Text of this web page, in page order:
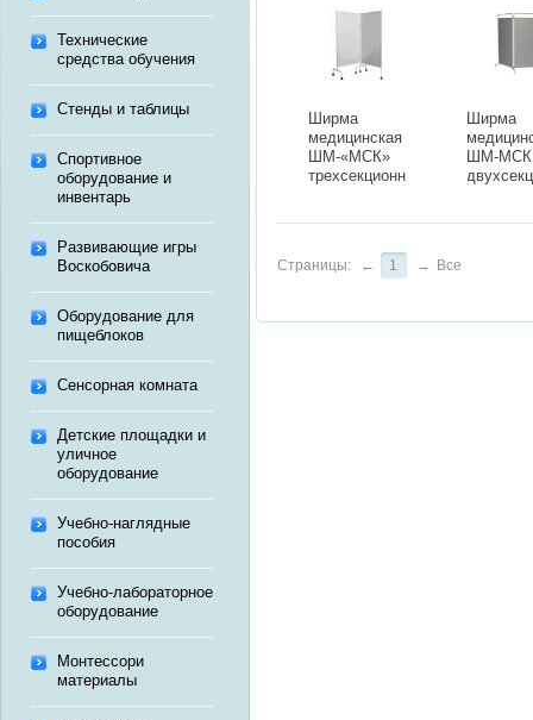
Технические
средства обучения
Стенды и таблицы
Спортивное
оборудование и
инвентарь
Развивающие игры
Воскобовича
Оборудование для
пищеблоков
Сенсорная комната
Детские площадки и
уличное
оборудование
Учебно-наглядные
пособия
Учебно-лабораторное
оборудование
Монтессори
материалы
Ширма
медицинская
ШМ-«МСК»
трехсекционная
Ширма
ШМ-МСК
Страницы: ← 1 → Все